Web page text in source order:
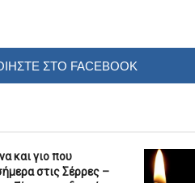
ΣΤΟ FACEBOOK
και γιο που
στις Σέρρες –